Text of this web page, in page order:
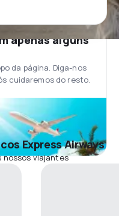
apenas alguns
da página. Diga-nos
cuidaremos do resto.
Express Airways
nossos viajantes